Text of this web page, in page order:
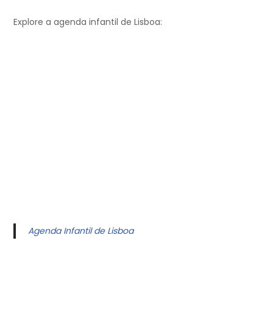
Explore a agenda infantil de Lisboa:
Agenda Infantil de Lisboa